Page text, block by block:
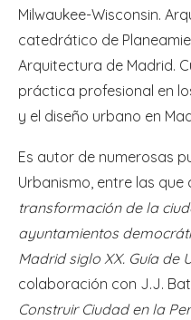
Milwaukee-Wisconsin.
catedrático de
Arquitectura de Madrid.
práctica profesional en
y el diseño urbano en
Es autor de numerosas
Urbanismo, entre las que
transformación de la
ayuntamientos
Madrid siglo XX. Guía de
colaboración con J.J.
Construir Ciudad en la